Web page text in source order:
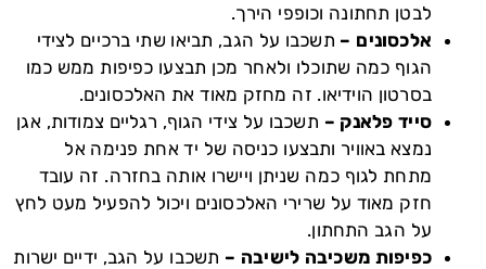
לבטן תחתונה וכופפי הירך.
אלכסונים – תשכבו על הגב, תביאו שתי ברכיים לצידי
הגוף כמה שתוכלו ולאחר מכן תבצעו כפיפות ממש כמו
בסרטון הוידיאו. זה מחזק מאוד את האלכסונים.
סייד פלאנק – תשכבו על צידי הגוף, רגליים צמודות, אגן
נמצא באוויר ותבצעו כניסה של יד אחת פנימה אל
מתחת לגוף כמה שניתן ויישרו אותה בחזרה. זה עובד
חזק מאוד על שרירי האלכסונים ויכול להפעיל מעט לחץ
על הגב התחתון.
כפיפות משכיבה לישיבה – תשכבו על הגב, ידיים ישרות